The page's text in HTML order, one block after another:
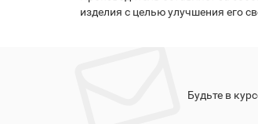
изделия с целью улучшения его
Будьте в